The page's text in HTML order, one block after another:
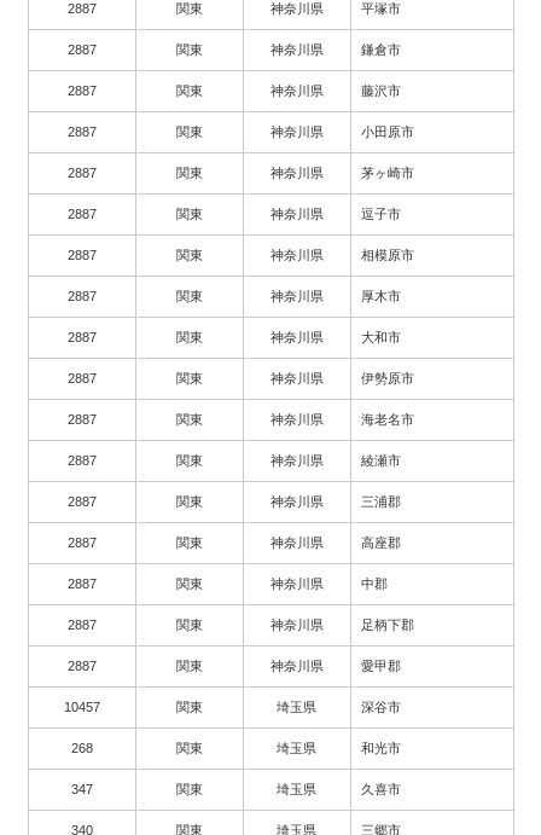
2887 関東 神奈川県 平塚市
2887 関東 神奈川県 鎌倉市
2887 関東 神奈川県 藤沢市
2887 関東 神奈川県 小田原市
2887 関東 神奈川県 茅ヶ崎市
2887 関東 神奈川県 逗子市
2887 関東 神奈川県 相模原市
2887 関東 神奈川県 厚木市
2887 関東 神奈川県 大和市
2887 関東 神奈川県 伊勢原市
2887 関東 神奈川県 海老名市
2887 関東 神奈川県 綾瀬市
2887 関東 神奈川県 三浦郡
2887 関東 神奈川県 高座郡
2887 関東 神奈川県 中郡
2887 関東 神奈川県 足柄下郡
2887 関東 神奈川県 愛甲郡
10457 関東 埼玉県 深谷市
268 関東 埼玉県 和光市
347 関東 埼玉県 久喜市
340 関東 埼玉県 三郷市